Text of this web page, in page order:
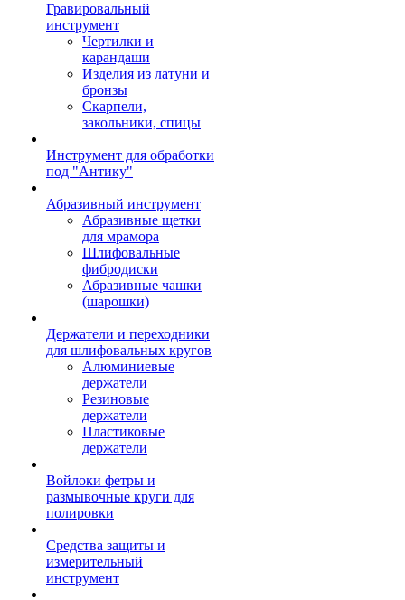
Гравировальный
инструмент
Чертилки и
карандаши
Изделия из латуни и
бронзы
Скарпели,
закольники, спицы
Инструмент для обработки
под "Антику"
Абразивный инструмент
Абразивные щетки
для мрамора
Шлифовальные
фибродиски
Абразивные чашки
(шарошки)
Держатели и переходники
для шлифовальных кругов
Алюминиевые
держатели
Резиновые
держатели
Пластиковые
держатели
Войлоки фетры и
размывочные круги для
полировки
Средства защиты и
измерительный
инструмент